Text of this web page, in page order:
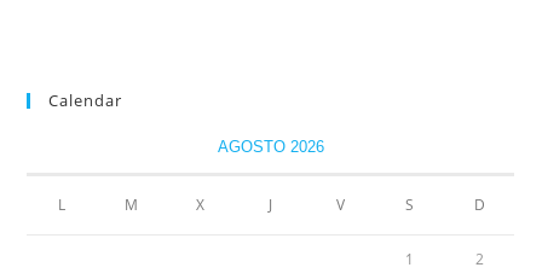
Calendar
AGOSTO 2026
L M X J V S D
1 2